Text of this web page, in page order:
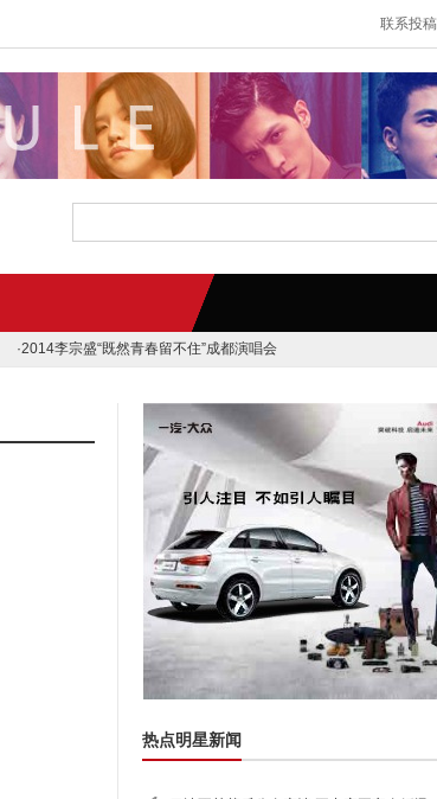
联系投稿
·2014李宗盛“既然青春留不住”成都演唱会
热点明星新闻